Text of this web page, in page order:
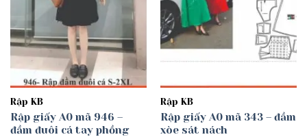
Rập KB
Rập giấy A0 mã 946 –
đầm đuôi cá tay phồng
Rập KB
Rập giấy A0 mã 343 – đầm
xòe sát nách